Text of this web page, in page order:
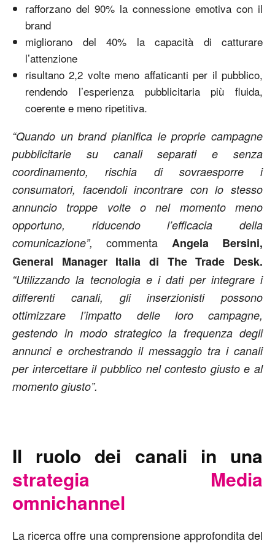
rafforzano del 90% la connessione emotiva con il
brand
migliorano del 40% la capacità di catturare
l’attenzione
risultano 2,2 volte meno affaticanti per il pubblico,
rendendo l’esperienza pubblicitaria più fluida,
coerente e meno ripetitiva.
“Quando un brand pianifica le proprie campagne
pubblicitarie su canali separati e senza
coordinamento, rischia di sovraesporre i
consumatori, facendoli incontrare con lo stesso
annuncio troppe volte o nel momento meno
opportuno, riducendo l’efficacia della
comunicazione”, commenta Angela Bersini,
General Manager Italia di The Trade Desk.
“Utilizzando la tecnologia e i dati per integrare i
differenti canali, gli inserzionisti possono
ottimizzare l’impatto delle loro campagne,
gestendo in modo strategico la frequenza degli
annunci e orchestrando il messaggio tra i canali
per intercettare il pubblico nel contesto giusto e al
momento giusto”.
Il ruolo dei canali in una
strategia Media
omnichannel
La ricerca offre una comprensione approfondita del